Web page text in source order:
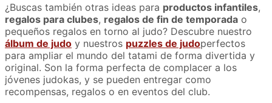
¿Buscas también otras ideas para productos infantiles,
regalos para clubes, regalos de fin de temporada o
pequeños regalos en torno al judo? Descubre nuestro
álbum de judo y nuestros puzzles de judoperfectos
para ampliar el mundo del tatami de forma divertida y
original. Son la forma perfecta de complacer a los
jóvenes judokas, y se pueden entregar como
recompensas, regalos o en eventos del club.